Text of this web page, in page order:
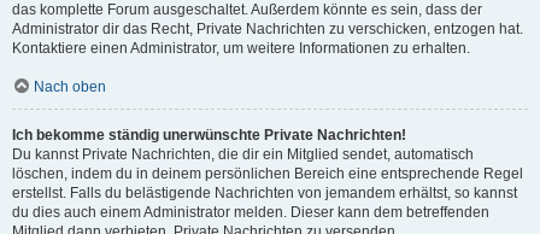
das komplette Forum ausgeschaltet. Außerdem könnte es sein, dass der
Administrator dir das Recht, Private Nachrichten zu verschicken, entzogen hat.
Kontaktiere einen Administrator, um weitere Informationen zu erhalten.
Nach oben
Ich bekomme ständig unerwünschte Private Nachrichten!
Du kannst Private Nachrichten, die dir ein Mitglied sendet, automatisch
löschen, indem du in deinem persönlichen Bereich eine entsprechende Regel
erstellst. Falls du belästigende Nachrichten von jemandem erhältst, so kannst
du dies auch einem Administrator melden. Dieser kann dem betreffenden